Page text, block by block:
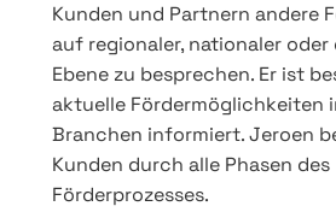
Kunden und Partnern andere
auf regionaler, nationaler
Ebene zu besprechen. Er ist
aktuelle Fördermöglichkeiten
Branchen informiert. Jeroen
Kunden durch alle Phasen des
Förderprozesses.